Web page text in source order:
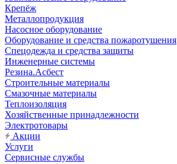
Крепёж
Металлопродукция
Насосное оборудование
Оборудование и средства пожаротушения
Спецодежда и средства защиты
Инженерные системы
Резина.Асбест
Строительные материалы
Смазочные материалы
Теплоизоляция
Хозяйственные принадлежности
Электротовары
Акции
Услуги
Сервисные службы